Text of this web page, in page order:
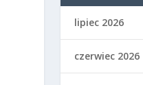
lipiec 2026
czerwiec 2026